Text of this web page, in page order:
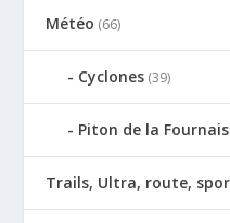
Météo (66)
Cyclones (39)
Piton de la
Trails, Ultra, route,